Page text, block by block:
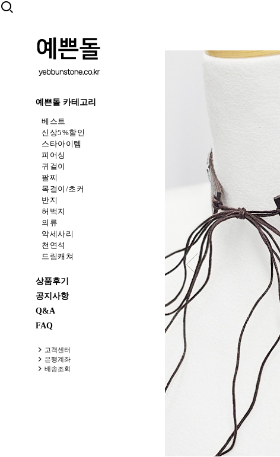
예쁜돌 카테고리
베스트
신상5%할인
스타아이템
피어싱
귀걸이
팔찌
목걸이/초커
반지
허벅지
의류
악세사리
천연석
드림캐쳐
상품후기
공지사항
Q&A
FAQ
고객센터
은행계좌
배송조회